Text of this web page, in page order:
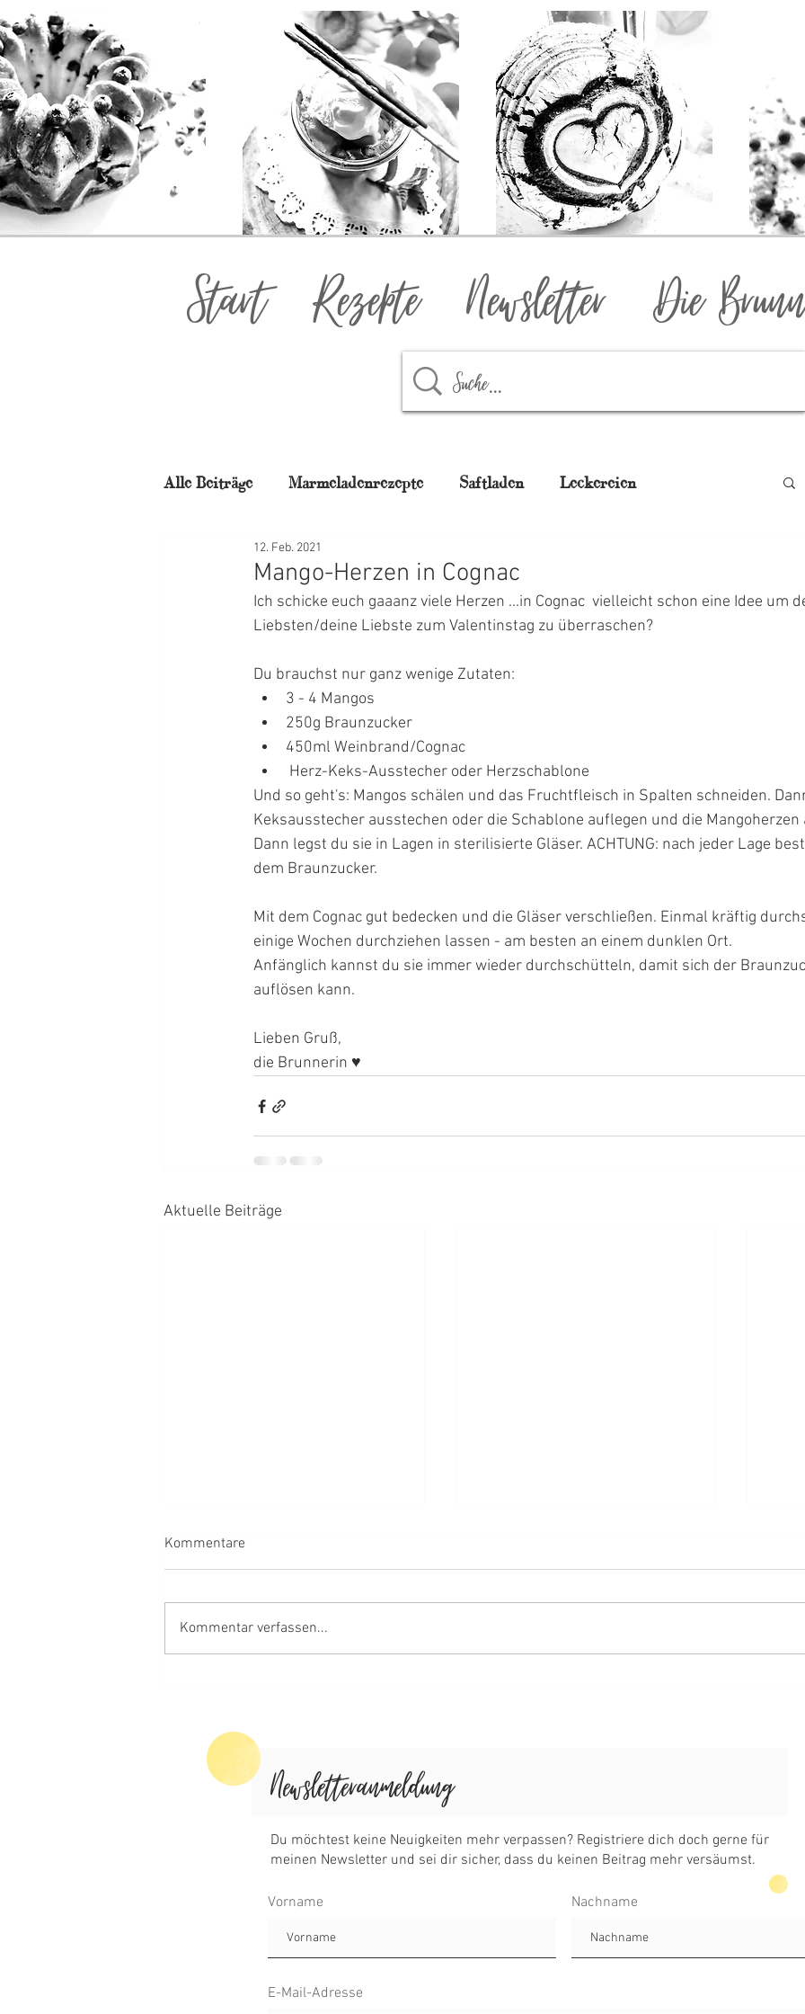
Start Rezepte Newsletter Die
Alle Beiträge Marmeladenrezepte Saftladen Leckereien
für Naschkatzen
Frühstück Torten Naturmedizin Pikant, Jausn'
Weihnachtszauber Mittagstisch
Mango-Herzen in Cognac
12. Feb. 2021
Ich schicke euch gaaanz viele Herzen ...in Cognac  vielleicht schon eine Idee um
Liebsten/deine Liebste zum Valentinstag zu überraschen?
Du brauchst nur ganz wenige Zutaten:
3 - 4 Mangos
250g Braunzucker
450ml Weinbrand/Cognac
Herz-Keks-Ausstecher oder Herzschablone
Und so geht's: Mangos schälen und das Fruchtfleisch in Spalten schneiden.
Keksausstecher ausstechen oder die Schablone auflegen und die Mangoherzen
Dann legst du sie in Lagen in sterilisierte Gläser. ACHTUNG: nach jeder Lage
dem Braunzucker.
Mit dem Cognac gut bedecken und die Gläser verschließen. Einmal kräftig
einige Wochen durchziehen lassen - am besten an einem dunklen Ort.
Anfänglich kannst du sie immer wieder durchschütteln, damit sich der
auflösen kann.
Lieben Gruß,
die Brunnerin ♥
Aktuelle Beiträge
Kommentare
Kommentar verfassen...
Vorname Nachname
E-Mail-Adresse